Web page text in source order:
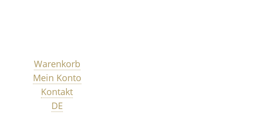
Warenkorb
Mein Konto
Kontakt
DE